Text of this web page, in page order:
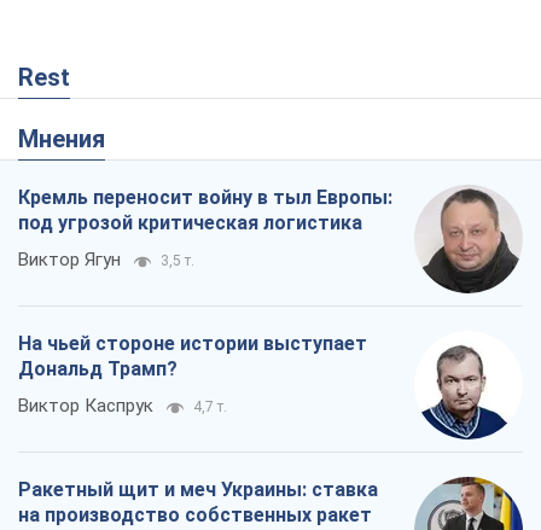
Rest
Мнения
Кремль переносит войну в тыл Европы:
под угрозой критическая логистика
Виктор Ягун 3,5 т.
На чьей стороне истории выступает
Дональд Трамп?
Виктор Каспрук 4,7 т.
Ракетный щит и меч Украины: ставка
на производство собственных ракет